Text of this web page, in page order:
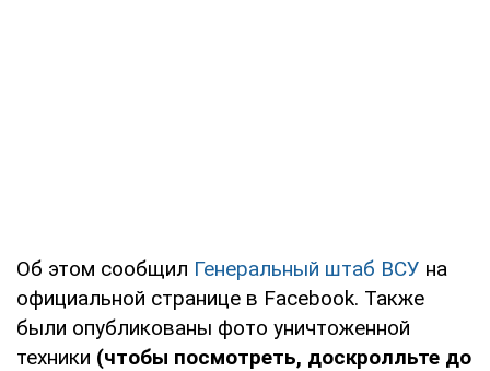
Об этом сообщил Генеральный штаб ВСУ на
официальной странице в Facebook. Также
были опубликованы фото уничтоженной
техники (чтобы посмотреть, доскролльте до